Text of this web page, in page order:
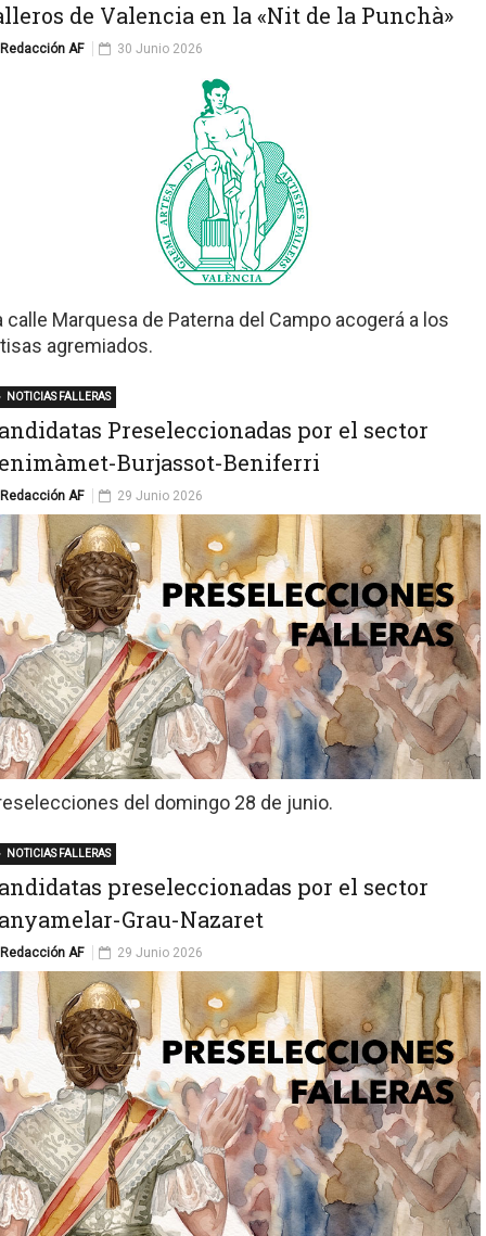
de Valencia en la «Nit de la Punchà»
Redacción AF 30 Junio 2026
calle Marquesa de Paterna del Campo acogerá a los
agremiados.
Preseleccionadas por el sector
Burjassot-Beniferri
Redacción AF
NOTICIAS FALLERAS
29 Junio 2026
del domingo 28 de junio.
preseleccionadas por el sector
Grau-Nazaret
Redacción AF
NOTICIAS FALLERAS
29 Junio 2026